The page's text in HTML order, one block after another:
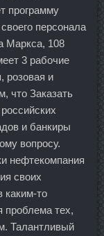
программу
персонала
Маркса, 108
3 рабочие
розовая и
что Заказать
и банкиры
вопросу.
нефтекомпания
своих
каким-то
тех,
Талантливый